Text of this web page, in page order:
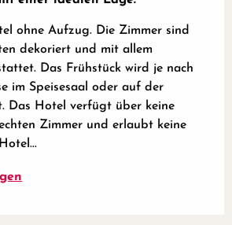
ohne Aufzug. Die Zimmer sind
dekoriert und mit allem
Das Frühstück wird je nach
im Speisesaal oder auf der
Das Hotel verfügt über keine
Zimmer und erlaubt keine